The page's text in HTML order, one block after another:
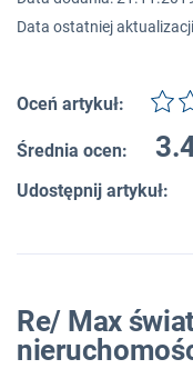
Data ostatniej
Oceń artykuł:
Średnia ocen:
Udostępnij artykuł:
Re/ Max